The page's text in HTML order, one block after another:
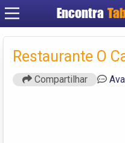
Encontra
Restaurante O
Compartilhar